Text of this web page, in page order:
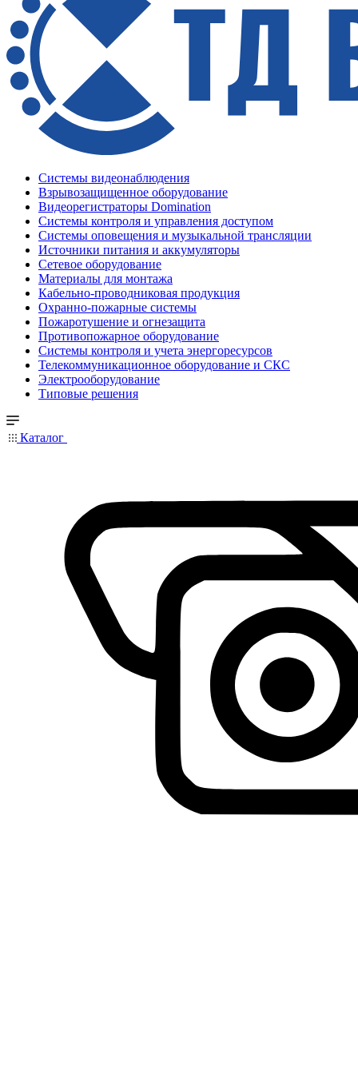
Системы видеонаблюдения
Взрывозащищенное оборудование
Видеорегистраторы Domination
Системы контроля и управления доступом
Системы оповещения и музыкальной трансляции
Источники питания и аккумуляторы
Сетевое оборудование
Материалы для монтажа
Кабельно-проводниковая продукция
Охранно-пожарные системы
Пожаротушение и огнезащита
Противопожарное оборудование
Системы контроля и учета энергоресурсов
Телекоммуникационное оборудование и СКС
Электрооборудование
Типовые решения
Каталог